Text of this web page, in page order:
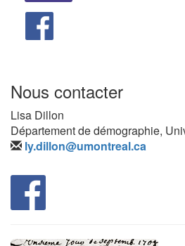
Nous contacter
Lisa Dillon
Département de démographie,
ly.dillon@umontreal.ca